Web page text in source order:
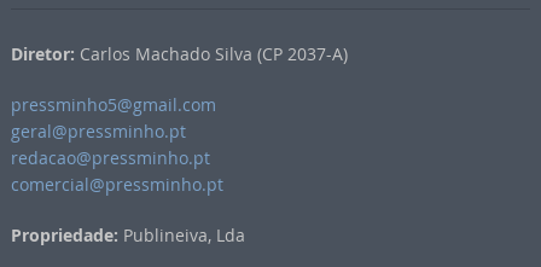
Diretor: Carlos Machado Silva (CP 2037-A)
pressminho5@gmail.com
geral@pressminho.pt
redacao@pressminho.pt
comercial@pressminho.pt
Propriedade: Publineiva, Lda